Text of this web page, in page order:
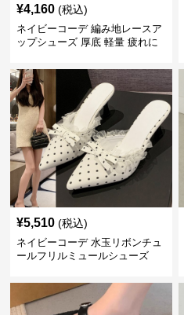
¥4,160 (税込)
ネイビーコーデ 編み地レースア
ップシューズ 厚底 軽量 疲れに
¥5,510 (税込)
ネイビーコーデ 水玉リボンチュ
ールフリルミュールシューズ